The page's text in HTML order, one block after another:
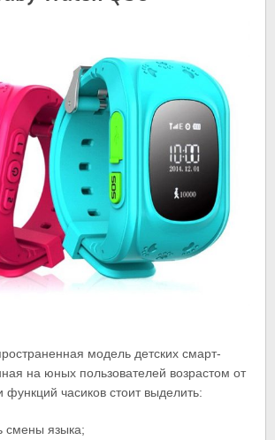
модель детских смарт-
на юных пользователей возрастом от
функций часиков стоит выделить:
смены языка;